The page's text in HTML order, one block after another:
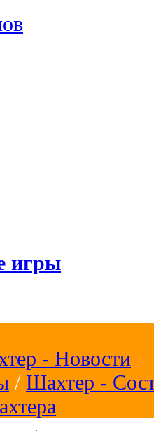
игры
- Новости
/ Шахтер -